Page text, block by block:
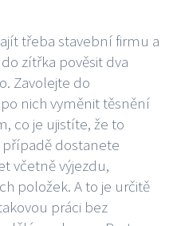
třeba stavební firmu a
zítřka pověsit dva
Zavolejte do
nich vyměnit těsnění
co je ujistíte, že to
dostanete
včetně výjezdu,
položek. A to je určitě
práci bez